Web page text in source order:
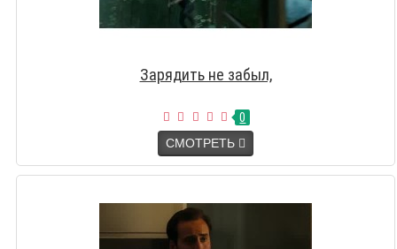
Зарядить не забыл,
0
СМОТРЕТЬ